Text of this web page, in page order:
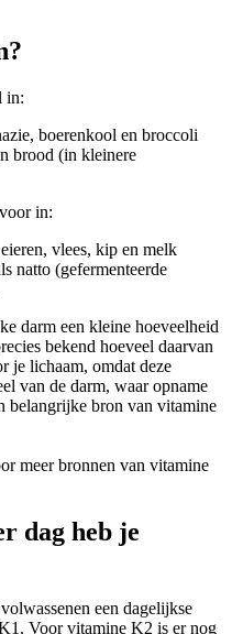
in:
boerenkool en broccoli
brood (in kleinere
in:
vlees, kip en melk
natto (gefermenteerde
darm een kleine hoeveelheid
bekend hoeveel daarvan
je lichaam, omdat deze
van de darm, waar opname
belangrijke bron van vitamine
meer bronnen van vitamine
dag heb je
een dagelijkse
Voor vitamine K2 is er nog